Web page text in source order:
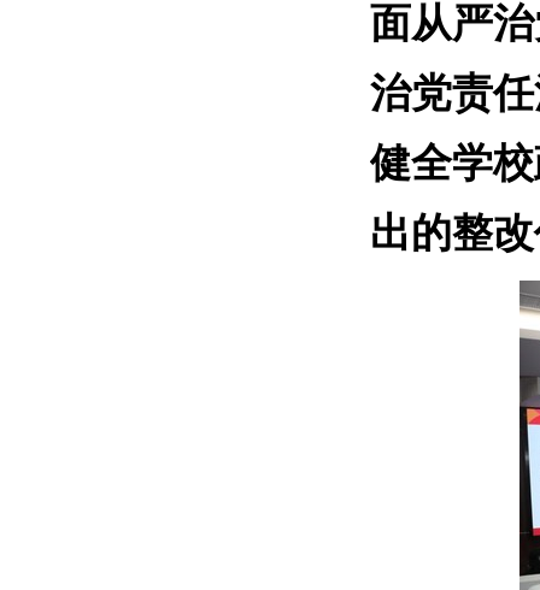
面从严
治党责
健全学
出的整